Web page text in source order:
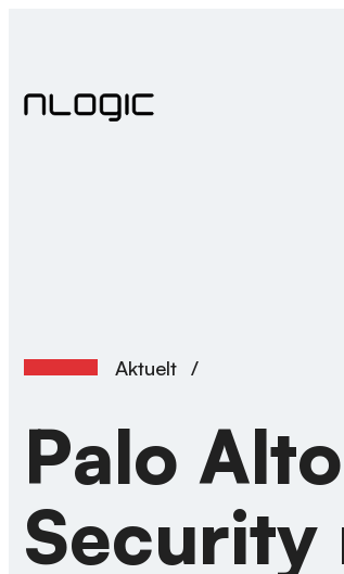
Aktuelt /
Palo